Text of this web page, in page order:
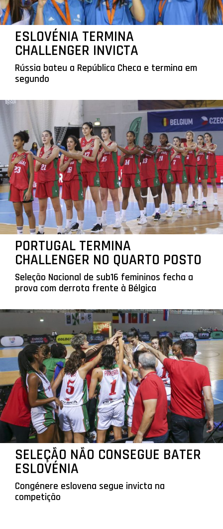
ESLOVÉNIA TERMINA
CHALLENGER INVICTA
Rússia bateu a República Checa e termina em
segundo
PORTUGAL TERMINA
CHALLENGER NO QUARTO POSTO
Seleção Nacional de sub16 femininos fecha a
prova com derrota frente à Bélgica
SELEÇÃO NÃO CONSEGUE BATER
ESLOVÉNIA
Congénere eslovena segue invicta na
competição